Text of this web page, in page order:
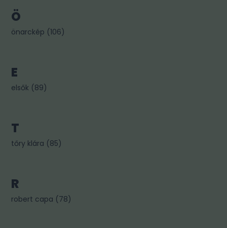
Ö
önarckép (106)
E
elsők (89)
T
tőry klára (85)
R
robert capa (78)